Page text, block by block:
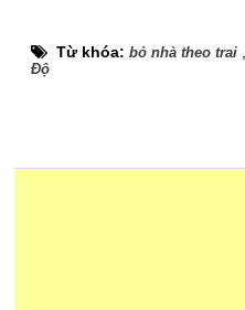
Từ khóa:bỏ nhà theo trai
Độ